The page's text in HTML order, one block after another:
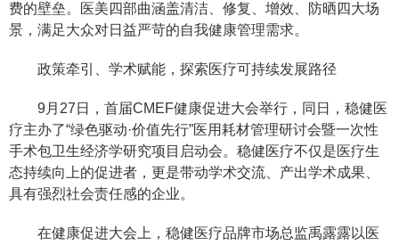
费的壁垒。医美四部曲涵盖清洁、修复、增效、防晒四大场
景，满足大众对日益严苛的自我健康管理需求。
政策牵引、学术赋能，探索医疗可持续发展路径
9月27日，首届CMEF健康促进大会举行，同日，稳健医
疗主办了“绿色驱动·价值先行”医用耗材管理研讨会暨一次性
手术包卫生经济学研究项目启动会。稳健医疗不仅是医疗生
态持续向上的促进者，更是带动学术交流、产出学术成果、
具有强烈社会责任感的企业。
在健康促进大会上，稳健医疗品牌市场总监禹露露以医